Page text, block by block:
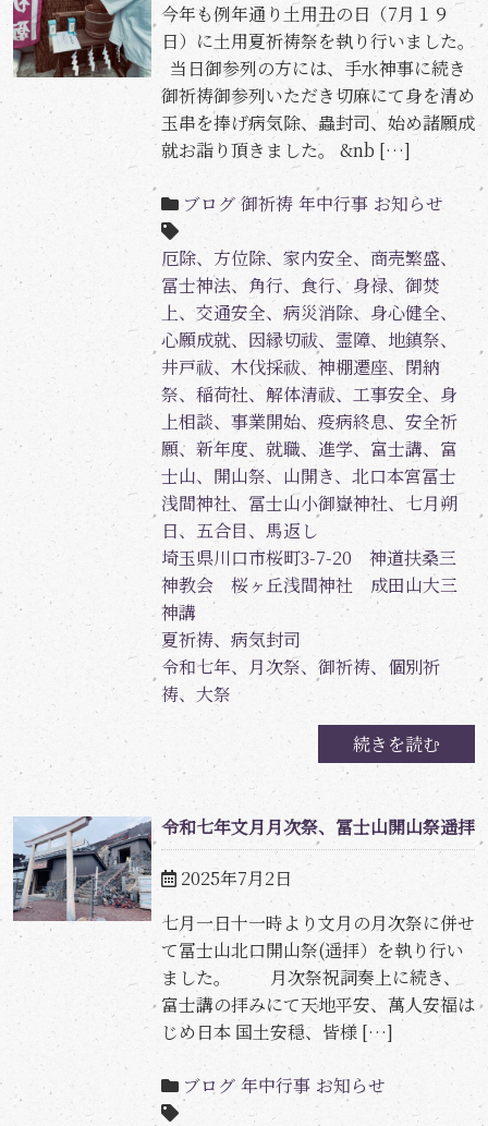
今年も例年通り土用丑の日（7月１９
日）に土用夏祈祷祭を執り行いました。
当日御参列の方には、手水神事に続き
御祈祷御参列いただき切麻にて身を清め
玉串を捧げ病気除、蟲封司、始め諸願成
就お詣り頂きました。 &nb […]
ブログ 御祈祷 年中行事 お知らせ
厄除、方位除、家内安全、商売繁盛、
冨士神法、角行、食行、身禄、御焚
上、交通安全、病災消除、身心健全、
心願成就、因縁切祓、霊障、地鎮祭、
井戸祓、木伐採祓、神棚遷座、閉納
祭、稲荷社、解体清祓、工事安全、身
上相談、事業開始、疫病終息、安全祈
願、新年度、就職、進学、富士講、富
士山、開山祭、山開き、北口本宮冨士
浅間神社、冨士山小御嶽神社、七月朔
日、五合目、馬返し
埼玉県川口市桜町3-7-20 神道扶桑三
神教会 桜ヶ丘浅間神社 成田山大三
神講
夏祈祷、病気封司
令和七年、月次祭、御祈祷、個別祈
祷、大祭
続きを読む
令和七年文月月次祭、冨士山開山祭遥拝
2025年7月2日
七月一日十一時より文月の月次祭に併せ
て冨士山北口開山祭(遥拝）を執り行い
ました。 月次祭祝詞奏上に続き、
富士講の拝みにて天地平安、萬人安福は
じめ日本 国土安穏、皆様 […]
ブログ 年中行事 お知らせ